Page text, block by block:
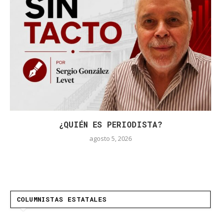
¿QUIÉN ES PERIODISTA?
agosto 5, 2026
COLUMNISTAS ESTATALES